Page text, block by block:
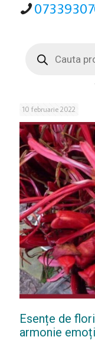
search
10 februarie 2022
Esențe de
armonie